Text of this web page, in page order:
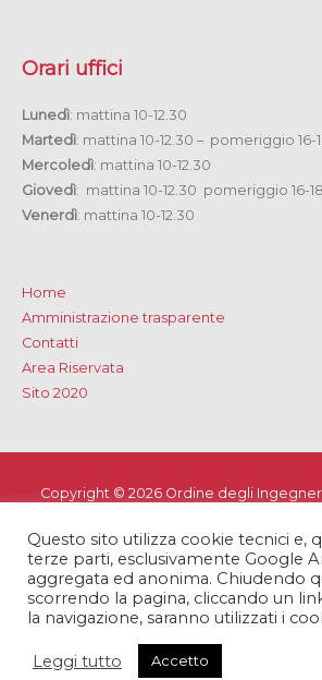
Orari uffici
Lunedì: mattina 10-12.30
Martedì: mattina 10-12.30 – pomeriggio 16-
Mercoledì: mattina 10-12.30
Giovedì: mattina 10-12.30 pomeriggio 16-18
Venerdì: mattina 10-12.30
Home
Amministrazione trasparente
Contatti
Area Riservata
Sito 2020
Copyright © 2026 Ordine degli
Privacy e Cookie Policy-Note Legali -
accessibilità
Questo sito utilizza cookie tecnici e,
terze parti, esclusivamente Google
aggregata ed anonima. Chiudendo
scorrendo la pagina, cliccando un
la navigazione, saranno utilizzati i
Leggi tutto Accetto